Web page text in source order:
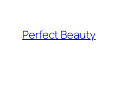
content
Perfect Beauty